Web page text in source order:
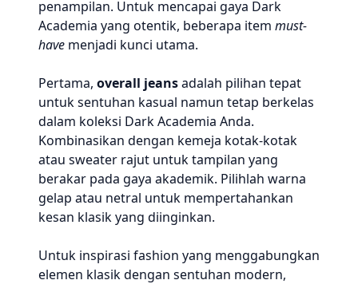
penampilan. Untuk mencapai gaya Dark
Academia yang otentik, beberapa item must-
have menjadi kunci utama.
Pertama, overall jeansadalah pilihan tepat
untuk sentuhan kasual namun tetap berkelas
dalam koleksi Dark Academia Anda.
Kombinasikan dengan kemeja kotak-kotak
atau sweater rajut untuk tampilan yang
berakar pada gaya akademik. Pilihlah warna
gelap atau netral untuk mempertahankan
kesan klasik yang diinginkan.
Untuk inspirasi fashion yang menggabungkan
elemen klasik dengan sentuhan modern,